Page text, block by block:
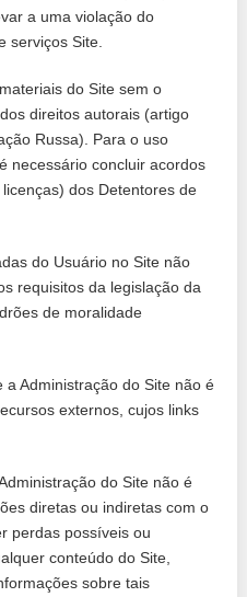
a uma violação do
serviços Site.
do Site sem o
direitos autorais (artigo
Russa). Para o uso
necessário concluir acordos
dos Detentores de
do Usuário no Site não
requisitos da legislação da
de moralidade
Administração do Site não é
externos, cujos links
do Site não é
diretas ou indiretas com o
perdas possíveis ou
conteúdo do Site,
sobre tais